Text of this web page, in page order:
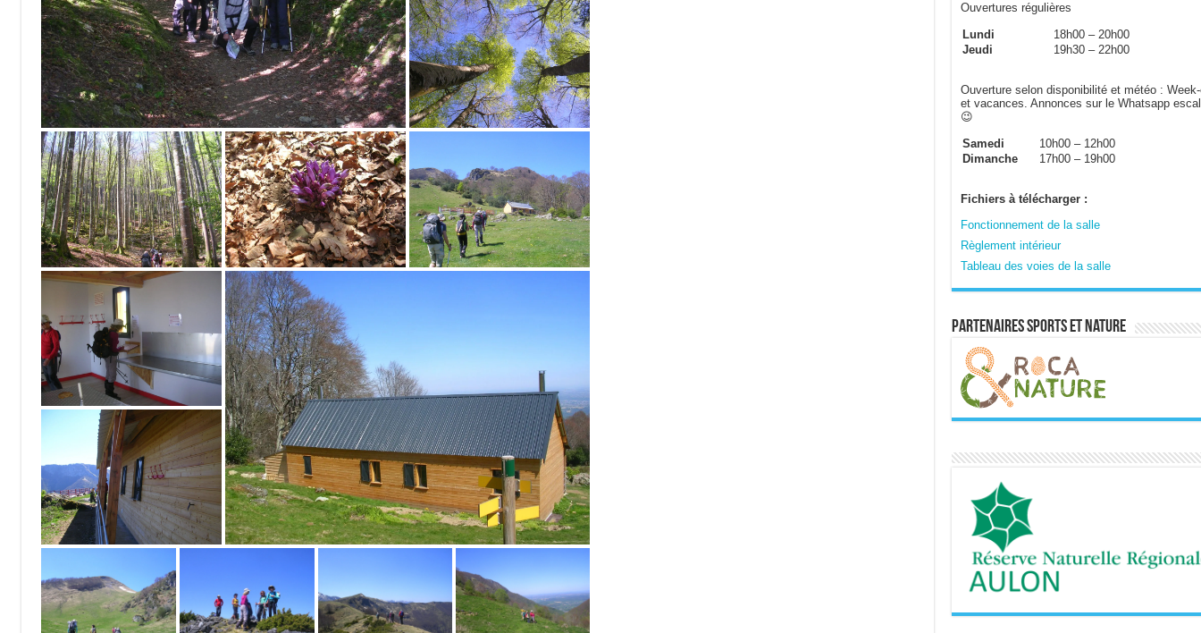
Ouvertures régulières
Lundi
18h00 – 20h00
Jeudi
19h30 – 22h00
Ouverture selon disponibilité et météo :
et vacances. Annonces sur le Whatsapp
😉
Samedi
10h00 – 12h00
Dimanche
17h00 – 19h00
Fichiers à télécharger :
Fonctionnement de la salle
Règlement intérieur
Tableau des voies de la salle
Partenaires sports et nature